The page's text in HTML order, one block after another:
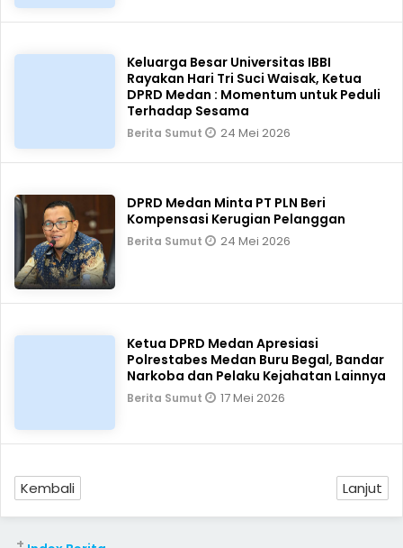
Keluarga Besar Universitas IBBI
Rayakan Hari Tri Suci Waisak, Ketua
DPRD Medan : Momentum untuk Peduli
Terhadap Sesama
Berita Sumut 24 Mei 2026
DPRD Medan Minta PT PLN Beri
Kompensasi Kerugian Pelanggan
Berita Sumut 24 Mei 2026
Ketua DPRD Medan Apresiasi
Polrestabes Medan Buru Begal, Bandar
Narkoba dan Pelaku Kejahatan Lainnya
Berita Sumut 17 Mei 2026
Kembali Lanjut
+